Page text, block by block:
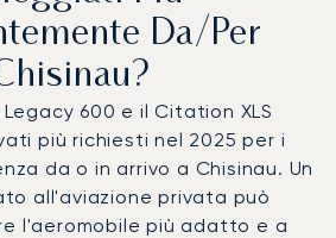
Da/per
600 e il Citation XLS
più richiesti nel 2025 per i
da o in arrivo a Chisinau. Un
all'aviazione privata può
l'aeromobile più adatto e a